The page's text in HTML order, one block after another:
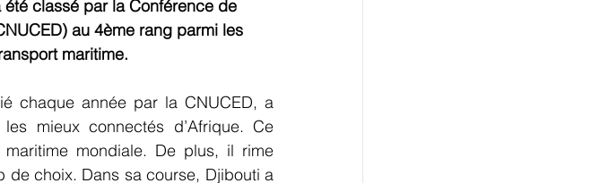
été classé par la Conférence de
au 4ème rang parmi les
maritime.
chaque année par la CNUCED, a
mieux connectés d’Afrique. Ce
mondiale. De plus, il rime
de choix. Dans sa course, Djibouti a